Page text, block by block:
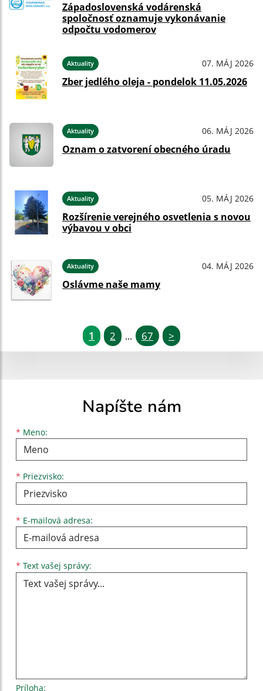
Západoslovenská vodárenská
spoločnosť oznamuje vykonávanie
odpočtu vodomerov
Aktuality 07. MÁJ 2026
Zber jedlého oleja - pondelok 11.05.2026
Aktuality 06. MÁJ 2026
Oznam o zatvorení obecného úradu
Aktuality 05. MÁJ 2026
Rozšírenie verejného osvetlenia s novou
výbavou v obci
Aktuality 04. MÁJ 2026
Oslávme naše mamy
1 2 ... 67 >
Napíšte nám
* Meno:
Meno
* Priezvisko:
Priezvisko
* E-mailová adresa:
E-mailová adresa
* Text vašej správy:
Príloha: